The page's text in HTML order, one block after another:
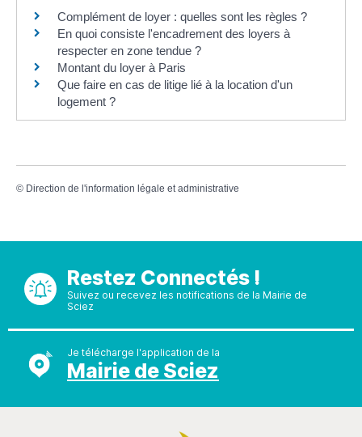
Complément de loyer : quelles sont les règles ?
En quoi consiste l'encadrement des loyers à
respecter en zone tendue ?
Montant du loyer à Paris
Que faire en cas de litige lié à la location d'un
logement ?
© Direction de l'information légale et administrative
Restez Connectés !
Suivez ou recevez les notifications de la Mairie de
Sciez
Je télécharge l'application de la
Mairie de Sciez